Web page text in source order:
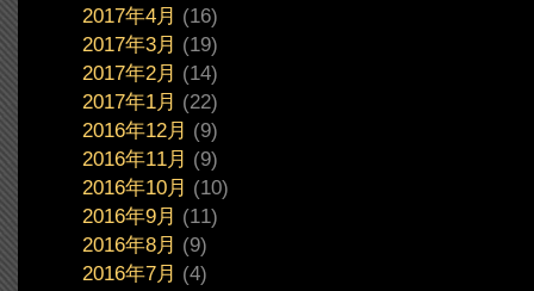
2017年4月 (16)
2017年3月 (19)
2017年2月 (14)
2017年1月 (22)
2016年12月 (9)
2016年11月 (9)
2016年10月 (10)
2016年9月 (11)
2016年8月 (9)
2016年7月 (4)